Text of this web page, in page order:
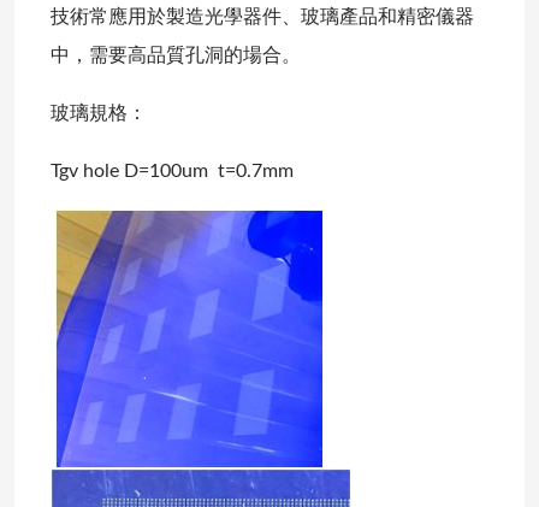
技術常應用於製造光學器件、玻璃產品和精密儀器
中，需要高品質孔洞的場合。
玻璃規格：
Tgv hole D=100um t=0.7mm